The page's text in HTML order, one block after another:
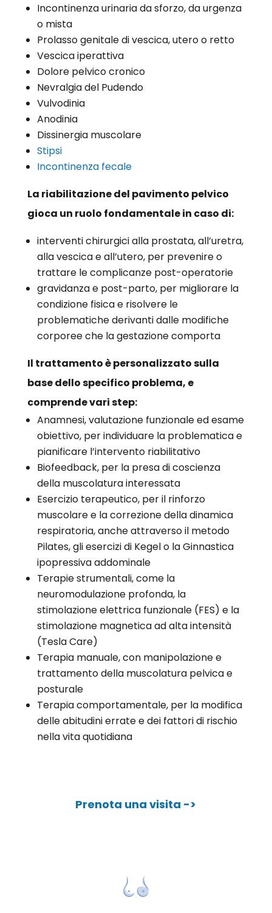
Incontinenza urinaria da sforzo, da urgenza
o mista
Prolasso genitale di vescica, utero o retto
Vescica iperattiva
Dolore pelvico cronico
Nevralgia del Pudendo
Vulvodinia
Anodinia
Dissinergia muscolare
Stipsi
Incontinenza fecale
La riabilitazione del pavimento pelvico
gioca un ruolo fondamentale in caso di:
interventi chirurgici alla prostata, all’uretra,
alla vescica e all’utero, per prevenire o
trattare le complicanze post-operatorie
gravidanza e post-parto, per migliorare la
condizione fisica e risolvere le
problematiche derivanti dalle modifiche
corporee che la gestazione comporta
Il trattamento è personalizzato sulla
base dello specifico problema, e
comprende vari step:
Anamnesi, valutazione funzionale ed esame
obiettivo, per individuare la problematica e
pianificare l’intervento riabilitativo
Biofeedback, per la presa di coscienza
della muscolatura interessata
Esercizio terapeutico, per il rinforzo
muscolare e la correzione della dinamica
respiratoria, anche attraverso il metodo
Pilates, gli esercizi di Kegel o la Ginnastica
ipopressiva addominale
Terapie strumentali, come la
neuromodulazione profonda, la
stimolazione elettrica funzionale (FES) e la
stimolazione magnetica ad alta intensità
(Tesla Care)
Terapia manuale, con manipolazione e
trattamento della muscolatura pelvica e
posturale
Terapia comportamentale, per la modifica
delle abitudini errate e dei fattori di rischio
nella vita quotidiana
Prenota una visita ->